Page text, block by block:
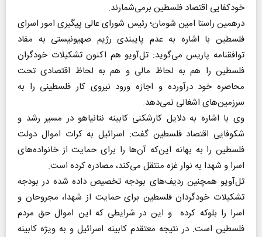
خودکفایی اقتصاد فلسطین برمی‌شمارند.
درهمین راستا امین شومان؛ رئیس شورای عالی پیگیری امور اسرای
فلسطین با اشاره به عدم پایبندی رژیم صهیونیستی به مفاد
توافقنامه پاریس می‌گوید: تل‌آویو هم اکنون تشکیلات خودگران
فلسطین را هم به لحاظ مالی و هم به لحاظ اقتصادی تحت
محاصره خود درآورده و اجازه ورود نیروی کار فلسطینی را به
سرزمین‌های اشغالی نمی‌دهد.
وی با اشاره به دلایل کارشکنی کابینه نتانیاهو در مسیر رشد و
شکوفایی اقتصاد فلسطین گفت: اسرائیل به کرات اموال دولت
فلسطین را به بهانه این‌که آن‌ها را برای حمایت از خانواده‌های
اسرا و شهدا به نوار غزه منتقل می‌کند، مصادره کرده است.
تل‌آویو همچنین ردیف‌های بودجه تخصیص داده شده در بودجه
تشکیلات خودگردان فلسطین برای حمایت از شهدا، مجروحان و
اسرا را بلوکه کرده و این در شرایطی که این اموال حق مردم
فلسطین است. در نتیجه معتقدم کابینه اسرائیل و به ویژه کابینه